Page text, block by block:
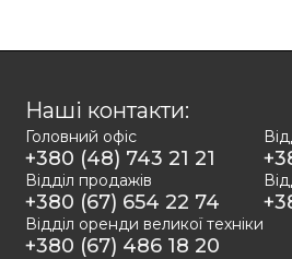
Наші контакти:
Головний офіс
+380 (48) 743 21 21
Відділ продажів
+380 (67) 654 22 74
Відділ оренди великої техніки
+380 (67) 486 18 20